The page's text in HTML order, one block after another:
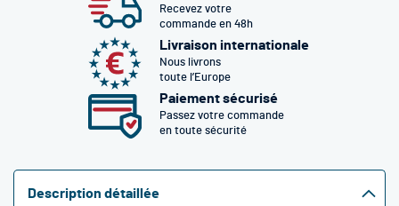
Recevez votre
commande en 48h
Livraison internationale
Nous livrons
toute l’Europe
Paiement sécurisé
Passez votre commande
en toute sécurité
Description détaillée